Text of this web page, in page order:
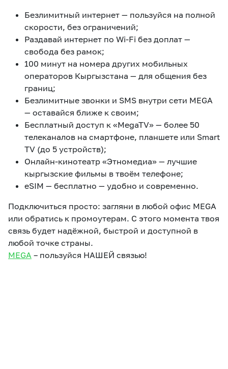
Безлимитный интернет — пользуйся на полной
скорости, без ограничений;
Раздавай интернет по Wi-Fi без доплат —
свобода без рамок;
100 минут на номера других мобильных
операторов Кыргызстана — для общения без
границ;
Безлимитные звонки и SMS внутри сети MEGA
— оставайся ближе к своим;
Бесплатный доступ к «MegaTV» — более 50
телеканалов на смартфоне, планшете или Smart
TV (до 5 устройств);
Онлайн-кинотеатр «Этномедиа» — лучшие
кыргызские фильмы в твоём телефоне;
eSIM — бесплатно — удобно и современно.
Подключиться просто: загляни в любой офис MEGA
или обратись к промоутерам. С этого момента твоя
связь будет надёжной, быстрой и доступной в
любой точке страны.
MEGA – пользуйся НАШЕЙ связью!